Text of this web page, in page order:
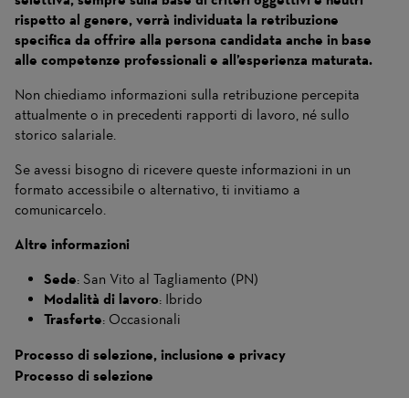
rispetto al genere, verrà individuata la retribuzione
specifica da offrire alla persona candidata anche in base
alle competenze professionali e all’esperienza maturata.
Non chiediamo informazioni sulla retribuzione percepita
attualmente o in precedenti rapporti di lavoro, né sullo
storico salariale.
Se avessi bisogno di ricevere queste informazioni in un
formato accessibile o alternativo, ti invitiamo a
comunicarcelo.
Altre informazioni
Sede: San Vito al Tagliamento (PN)
Modalità di lavoro: Ibrido
Trasferte: Occasionali
Processo di selezione, inclusione e privacy
Processo di selezione